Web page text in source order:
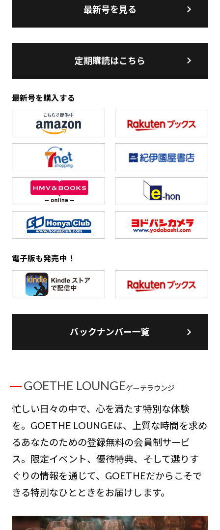
最新号を見る
定期購読はこちら
最新号を購入する
電子版も発売中！
バックナンバー一覧
GOETHE LOUNGEゲーテラウンジ
忙しい日々の中で、心を満たす特別な体験
を。GOETHE LOUNGEは、上質な時間を求め
るあなたのための登録無料の会員制サービ
ス。限定イベント、優待特典、そして選りす
ぐりの情報を通じて、GOETHEだからこそで
きる特別なひとときをお届けします。